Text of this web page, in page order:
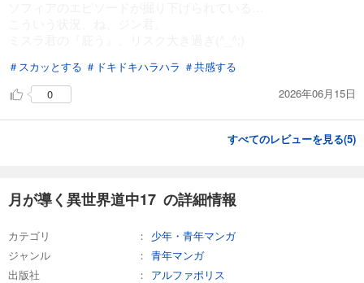
＃スカッとする ＃ドキドキハラハラ ＃共感する
0
2026年06月15日
すべてのレビューを見る(5)
月が導く異世界道中17 の詳細情報
カテゴリ
少年・青年マンガ
ジャンル
青年マンガ
出版社
アルファポリス